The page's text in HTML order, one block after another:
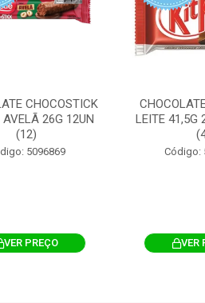
CHOCOSTICK
AVELÃ 26G 12UN
(12)
5096869
VER PREÇO
LEITE 41,5G
Código:
VER